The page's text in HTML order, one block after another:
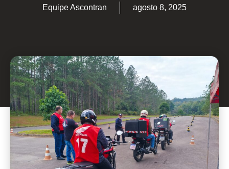
Equipe Ascontran agosto 8, 2025